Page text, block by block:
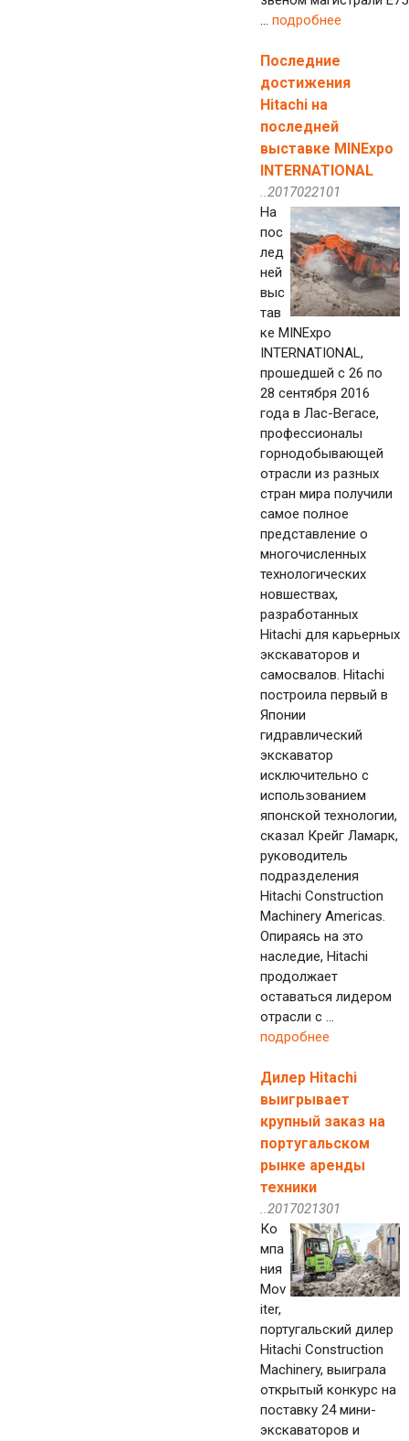
... подробнее
Последние
достижения
Hitachi на
последней
выставке MINExpo
INTERNATIONAL
..2017022101
На
пос
лед
ней
выс
тав
ке MINExpo
INTERNATIONAL,
прошедшей с 26 по
28 сентября 2016
года в Лас-Вегасе,
профессионалы
горнодобывающей
отрасли из разных
стран мира получили
самое полное
представление о
многочисленных
технологических
новшествах,
разработанных
Hitachi для карьерных
экскаваторов и
самосвалов. Hitachi
построила первый в
Японии
гидравлический
экскаватор
исключительно с
использованием
японской технологии,
сказал Крейг Ламарк,
руководитель
подразделения
Hitachi Construction
Machinery Americas.
Опираясь на это
наследие, Hitachi
продолжает
оставаться лидером
отрасли с ...
подробнее
Дилер Hitachi
выигрывает
крупный заказ на
португальском
рынке аренды
техники
..2017021301
Ко
мпа
ния
Mov
iter,
португальский дилер
Hitachi Construction
Machinery, выиграла
открытый конкурс на
поставку 24 мини-
экскаваторов и